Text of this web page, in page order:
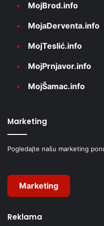
MojBrod.info
MojaDerventa.info
MojTeslić.info
MojPrnjavor.info
MojŠamac.info
Marketing
Pogledajte našu marketing
Marketing
Reklama